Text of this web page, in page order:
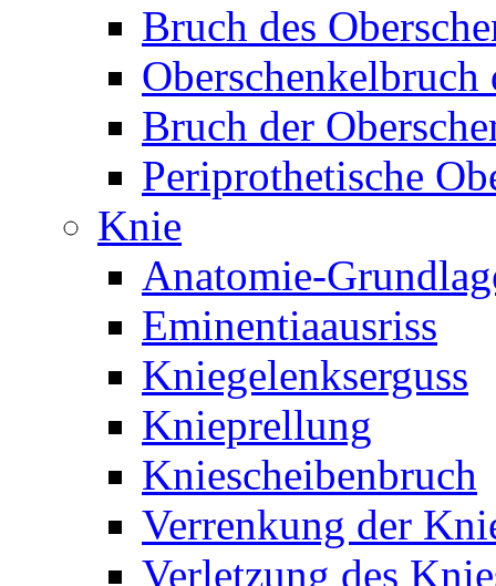
Bruch des
Oberschenkelbruch
Bruch der
Periprothetische
Knie
Anatomie-
Eminentiaausriss
Kniegelenkserguss
Knieprellung
Kniescheibenbruch
Verrenkung der
Verletzung des